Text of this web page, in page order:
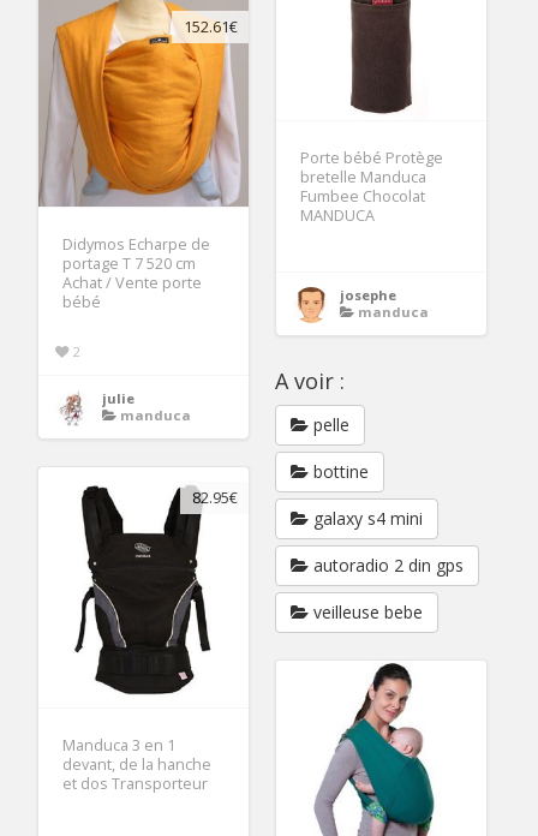
Porte bébé Protège
bretelle Manduca
Fumbee Chocolat
MANDUCA
josephe
manduca
152.61€
Didymos Echarpe de
portage T 7 520 cm
Achat / Vente porte
bébé
2
julie
manduca
A voir :
pelle
bottine
galaxy s4 mini
autoradio 2 din gps
veilleuse bebe
82.95€
Manduca 3 en 1
devant, de la hanche
et dos Transporteur